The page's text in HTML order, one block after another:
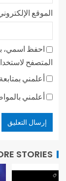
الموقع
احفظ اسمي،
المتصفح
أعلمني
أعلمني
STORIES